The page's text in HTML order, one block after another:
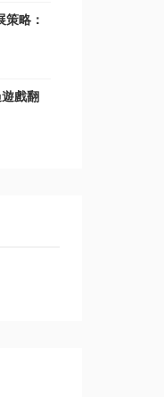
略：
戲翻